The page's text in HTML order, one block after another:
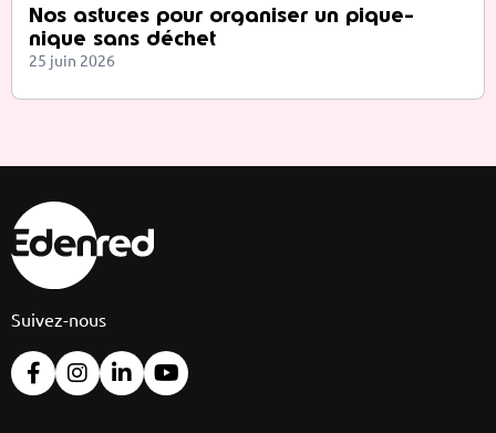
Nos astuces pour organiser un pique-
nique sans déchet
25 juin 2026
Suivez-nous